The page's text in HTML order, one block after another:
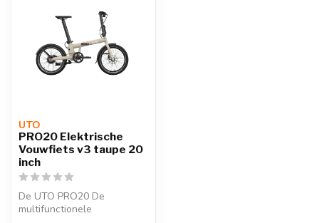
UTO
PRO20 Elektrische
Vouwfiets v3 taupe 20
inch
De UTO PRO20 De
multifunctionele